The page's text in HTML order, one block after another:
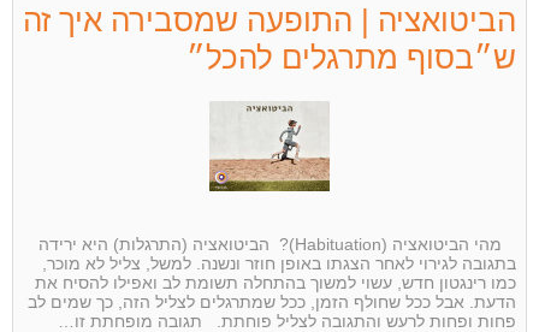
הביטואציה | התופעה שמסבירה איך זה
ש״בסוף מתרגלים להכל״
מהי הביטואציה (Habituation)? הביטואציה (התרגלות) היא ירידה
בתגובה לגירוי לאחר הצגתו באופן חוזר ונשנה. למשל, צליל לא מוכר,
כמו רינגטון חדש, עשוי למשוך בהתחלה תשומת לב ואפילו להסיח את
הדעת. אבל ככל שחולף הזמן, ככל שמתרגלים לצליל הזה, כך שמים לב
פחות ופחות לרעש והתגובה לצליל פוחתת. תגובה מופחתת זו…